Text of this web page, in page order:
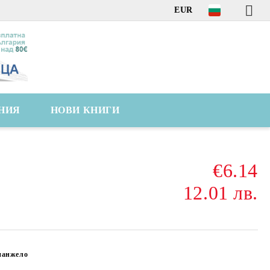
EUR
НОВИ КНИГИ
€6.14
12.01 лв.